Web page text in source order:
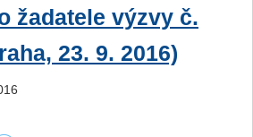
žadatele výzvy č.
23. 9. 2016)